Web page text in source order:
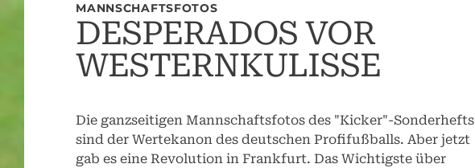
MANNSCHAFTSFOTOS
DESPERADOS VOR
WESTERNKULISSE
Die ganzseitigen Mannschaftsfotos des "Kicker"-Sonderhefts
sind der Wertekanon des deutschen Profifußballs. Aber jetzt
gab es eine Revolution in Frankfurt. Das Wichtigste über